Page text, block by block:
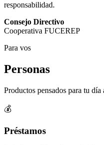
responsabilidad.
Consejo Directivo
Cooperativa FUCEREP
Para vos
Personas
Productos pensados para tu día
💰
Préstamos